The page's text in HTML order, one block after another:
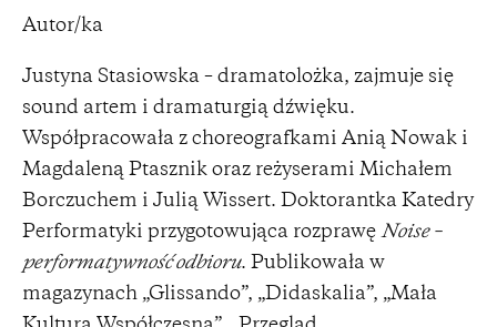
Autor/ka
Justyna Stasiowska – dramatolożka, zajmuje się
sound artem i dramaturgią dźwięku.
Współpracowała z choreografkami Anią Nowak i
Magdaleną Ptasznik oraz reżyserami Michałem
Borczuchem i Julią Wissert. Doktorantka Katedry
Performatyki przygotowująca rozprawę Noise –
performatywność odbioru. Publikowała w
magazynach „Glissando”, „Didaskalia”, „Mała